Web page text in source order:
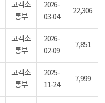
고객소
통부
2026-
03-04
22,306
고객소
통부
2026-
02-09
7,851
고객소
통부
2025-
11-24
7,999